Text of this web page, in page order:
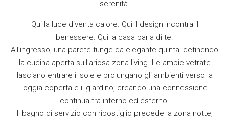
serenità.
Qui la luce diventa calore. Qui il design incontra il
benessere. Qui la casa parla di te.
All’ingresso, una parete funge da elegante quinta, definendo
la cucina aperta sull’ariosa zona living. Le ampie vetrate
lasciano entrare il sole e prolungano gli ambienti verso la
loggia coperta e il giardino, creando una connessione
continua tra interno ed esterno.
Il bagno di servizio con ripostiglio precede la zona notte,